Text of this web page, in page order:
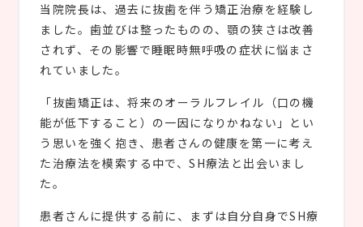
当院院長は、過去に抜歯を伴う矯正治療を経験し
ました。歯並びは整ったものの、顎の狭さは改善
されず、その影響で睡眠時無呼吸の症状に悩まさ
れていました。
「抜歯矯正は、将来のオーラルフレイル（口の機
能が低下すること）の一因になりかねない」とい
う思いを強く抱き、患者さんの健康を第一に考え
た治療法を模索する中で、SH療法と出会いまし
た。
患者さんに提供する前に、まずは自分自身でSH療